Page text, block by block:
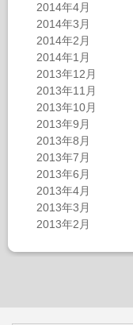
2014年4月
2014年3月
2014年2月
2014年1月
2013年12月
2013年11月
2013年10月
2013年9月
2013年8月
2013年7月
2013年6月
2013年4月
2013年3月
2013年2月